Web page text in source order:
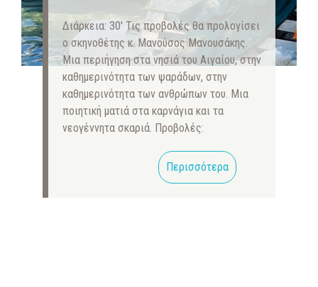
Διάρκεια: 30′ Τις προβολές θα προλογίσει
ο σκηνοθέτης κ. Μανούσος Μανουσάκης.
Μια περιήγηση στα νησιά του Αιγαίου, στην
καθημερινότητα των ψαράδων, στην
καθημερινότητα των ανθρώπων του. Μια
ποιητική ματιά στα καρνάγια και τα
νεογέννητα σκαριά. Προβολές:
Περισσότερα